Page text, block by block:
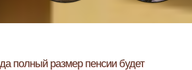
полный размер пенсии будет